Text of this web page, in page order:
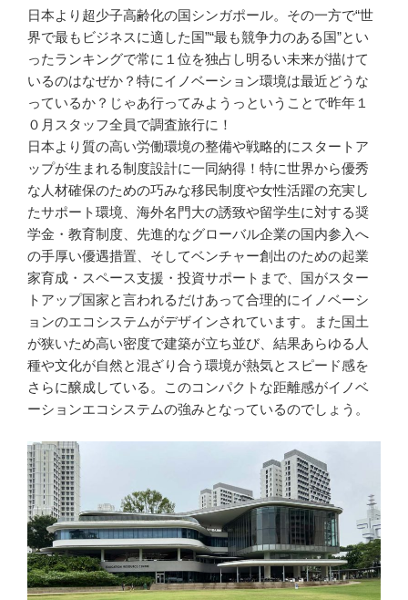
日本より超少子高齢化の国シンガポール。その一方で“世
界で最もビジネスに適した国”“最も競争力のある国”とい
ったランキングで常に１位を独占し明るい未来が描けて
いるのはなぜか？特にイノベーション環境は最近どうな
っているか？じゃあ行ってみようっということで昨年１
０月スタッフ全員で調査旅行に！
日本より質の高い労働環境の整備や戦略的にスタートア
ップが生まれる制度設計に一同納得！特に世界から優秀
な人材確保のための巧みな移民制度や女性活躍の充実し
たサポート環境、海外名門大の誘致や留学生に対する奨
学金・教育制度、先進的なグローバル企業の国内参入へ
の手厚い優遇措置、そしてベンチャー創出のための起業
家育成・スペース支援・投資サポートまで、国がスター
トアップ国家と言われるだけあって合理的にイノベーシ
ョンのエコシステムがデザインされています。また国土
が狭いため高い密度で建築が立ち並び、結果あらゆる人
種や文化が自然と混ざり合う環境が熱気とスピード感を
さらに醸成している。このコンパクトな距離感がイノベ
ーションエコシステムの強みとなっているのでしょう。